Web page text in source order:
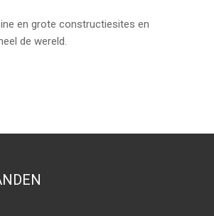
en grote constructiesites en
de wereld.